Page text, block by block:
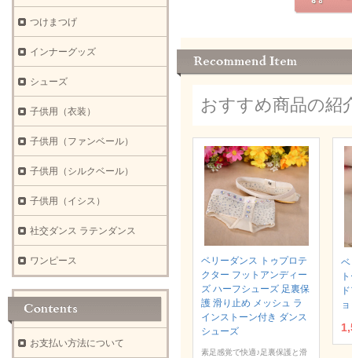
おすすめ商品の紹
ベリーダンス トゥプロテ
クター フットアンディー
ズ ハーフシューズ 足裏保
護 滑り止め メッシュ ラ
インストーン付き ダンス
シューズ
素足感覚で快適♪足裏保護と滑
つけまつげ
インナーグッズ
シューズ
子供用（衣装）
子供用（ファンベール）
子供用（シルクベール）
子供用（イシス）
社交ダンス ラテンダンス
ワンピース
お支払い方法について